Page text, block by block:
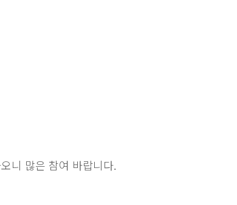
니 많은 참여 바랍니다.